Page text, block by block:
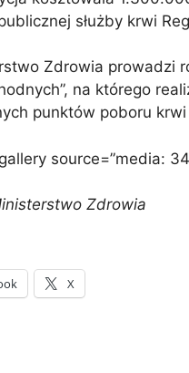
służby krwi
Zdrowia prowadzi
na którego
punktów poboru
source=”media:
Zdrowia
X